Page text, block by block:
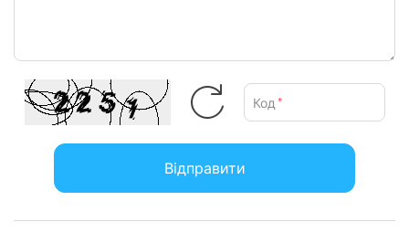
Код *
Відправити